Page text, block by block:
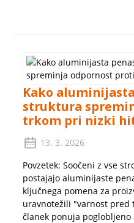
Kako
struktura
trkom pri nizki
13. 3. 2026
Povzetek: Soočeni z vse
postajajo aluminijaste
ključnega pomena za
uravnotežili "varnost pred
članek ponuja poglobljeno